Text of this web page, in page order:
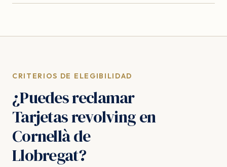
CRITERIOS DE ELEGIBILIDAD
¿Puedes reclamar
Tarjetas revolving en
Cornellà de
Llobregat?